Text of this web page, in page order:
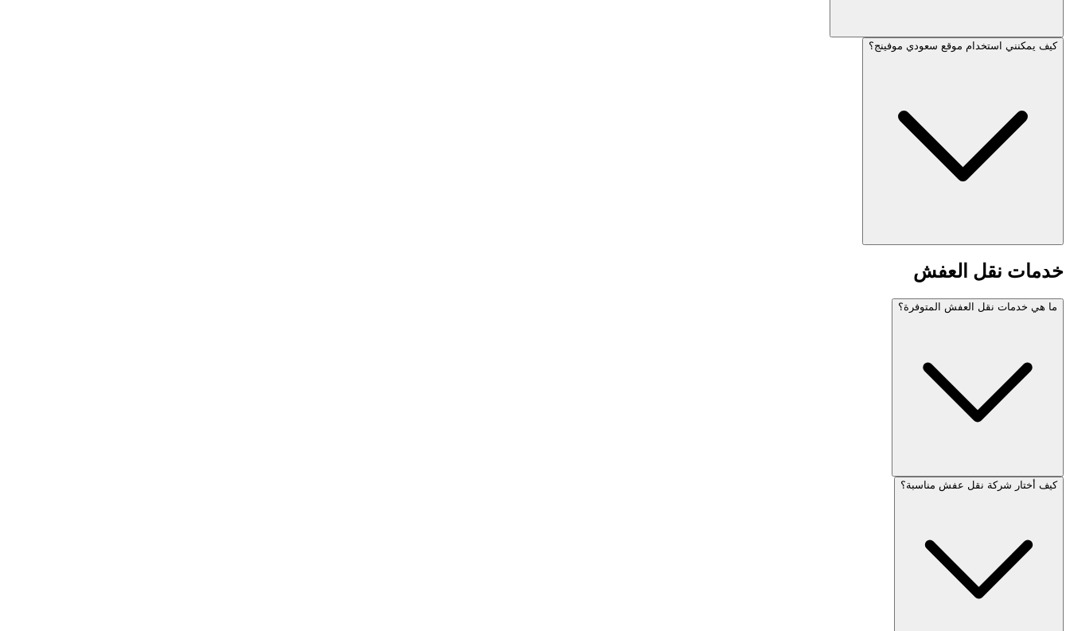
كيف يمكنني استخدام موقع سعودي موفينج؟
خدمات نقل العفش
ما هي خدمات نقل العفش المتوفرة؟
كيف أختار شركة نقل عفش مناسبة؟